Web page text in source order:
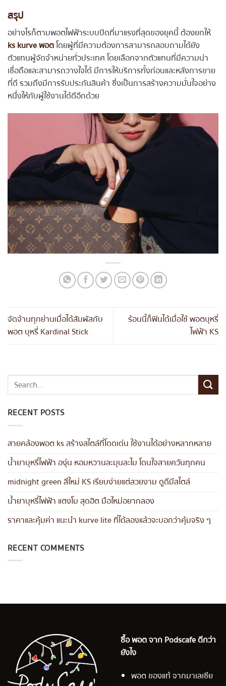
สรุป
อย่างไรก็ตามพอตไฟฟ้าระบบปิดที่มาแรงที่สุดของยุคนี้ ต้องยกให้
ks kurve พอตโดยผู้ที่มีความต้องการสามารถสอบถามได้ยัง
ตัวแทนผู้จัดจำหน่ายทั่วประเทศ โดยเลือกจากตัวแทนที่มีความน่า
เชื่อถือและสามารถวางใจได้ มีการให้บริการทั้งก่อนและหลังการขาย
ที่ดี รวมถึงมีการรับประกันสินค้า ซึ่งเป็นการสร้างความมั่นใจอย่าง
หนึ่งให้กับผู้ใช้งานได้ดีอีกด้วย
จัดจ้านทุกย่านเมื่อได้สัมผัสกับ
พอต บุหรี่ Kardinal Stick
ร้อนนี้ก็ฟินได้เมื่อใช้ พอตบุหรี่
ไฟฟ้า KS
RECENT POSTS
สายคล้องพอต ks สร้างสไตล์ที่โดดเด่น ใช้งานได้อย่างหลากหลาย
น้ำยาบุหรี่ไฟฟ้า องุ่น หอมหวานละมุนละไม โดนใจสายควันทุกคน
midnight green สีใหม่ KS เรียบง่ายแต่สวยงาม ดูดีมีสไตล์
น้ำยาบุหรี่ไฟฟ้า แตงโม สุดฮิต มือใหม่อยากลอง
ราคาและคุ้มค่า แนะนำ kurve lite ที่ได้ลองแล้วจะบอกว่าคุ้มจริง ๆ
RECENT COMMENTS
ซื้อ พอต จาก Podscafe ดีกว่า
ยังไง
พอต ของแท้ จากมาเลเซีย